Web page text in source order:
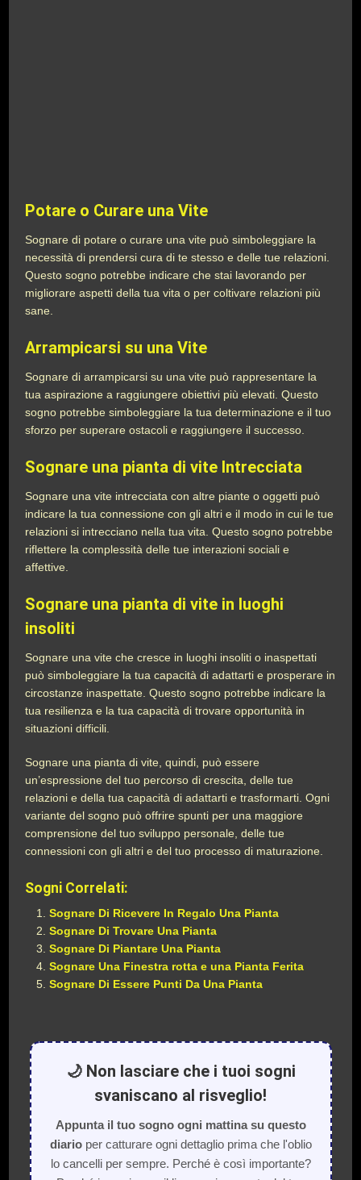
Potare o Curare una Vite
Sognare di potare o curare una vite può simboleggiare la
necessità di prendersi cura di te stesso e delle tue relazioni.
Questo sogno potrebbe indicare che stai lavorando per
migliorare aspetti della tua vita o per coltivare relazioni più
sane.
Arrampicarsi su una Vite
Sognare di arrampicarsi su una vite può rappresentare la
tua aspirazione a raggiungere obiettivi più elevati. Questo
sogno potrebbe simboleggiare la tua determinazione e il tuo
sforzo per superare ostacoli e raggiungere il successo.
Sognare una pianta di vite Intrecciata
Sognare una vite intrecciata con altre piante o oggetti può
indicare la tua connessione con gli altri e il modo in cui le tue
relazioni si intrecciano nella tua vita. Questo sogno potrebbe
riflettere la complessità delle tue interazioni sociali e
affettive.
Sognare una pianta di vite in luoghi
insoliti
Sognare una vite che cresce in luoghi insoliti o inaspettati
può simboleggiare la tua capacità di adattarti e prosperare in
circostanze inaspettate. Questo sogno potrebbe indicare la
tua resilienza e la tua capacità di trovare opportunità in
situazioni difficili.
Sognare una pianta di vite, quindi, può essere
un’espressione del tuo percorso di crescita, delle tue
relazioni e della tua capacità di adattarti e trasformarti. Ogni
variante del sogno può offrire spunti per una maggiore
comprensione del tuo sviluppo personale, delle tue
connessioni con gli altri e del tuo processo di maturazione.
Sogni Correlati:
Sognare Di Ricevere In Regalo Una Pianta
Sognare Di Trovare Una Pianta
Sognare Di Piantare Una Pianta
Sognare Una Finestra rotta e una Pianta Ferita
Sognare Di Essere Punti Da Una Pianta
🌙 Non lasciare che i tuoi sogni
svaniscano al risveglio!
Appunta il tuo sogno ogni mattina su questo
diarioper catturare ogni dettaglio prima che l'oblio
lo cancelli per sempre. Perché è così importante?